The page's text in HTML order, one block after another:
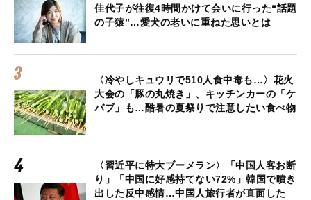
佳代子が往復4時間かけて会いに行った“話題
の子猿”…愛犬の老いに重ねた思いとは
〈冷やしキュウリで510人食中毒も…〉花火
大会の「豚の丸焼き」、キッチンカーの「ケ
バブ」も…酷暑の夏祭りで注意したい食べ物
〈習近平に特大ブーメラン〉「中国人客お断
り」「中国に好感持てない72%」韓国で噴き
出した反中感情…中国人旅行者が直面した